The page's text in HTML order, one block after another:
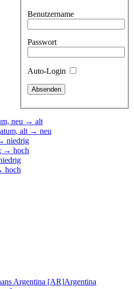
Benutzername
Passwort
Auto-Login
neu → alt
alt → neu
niedrig
→ hoch
hoch
Argentina [AR]Argentina